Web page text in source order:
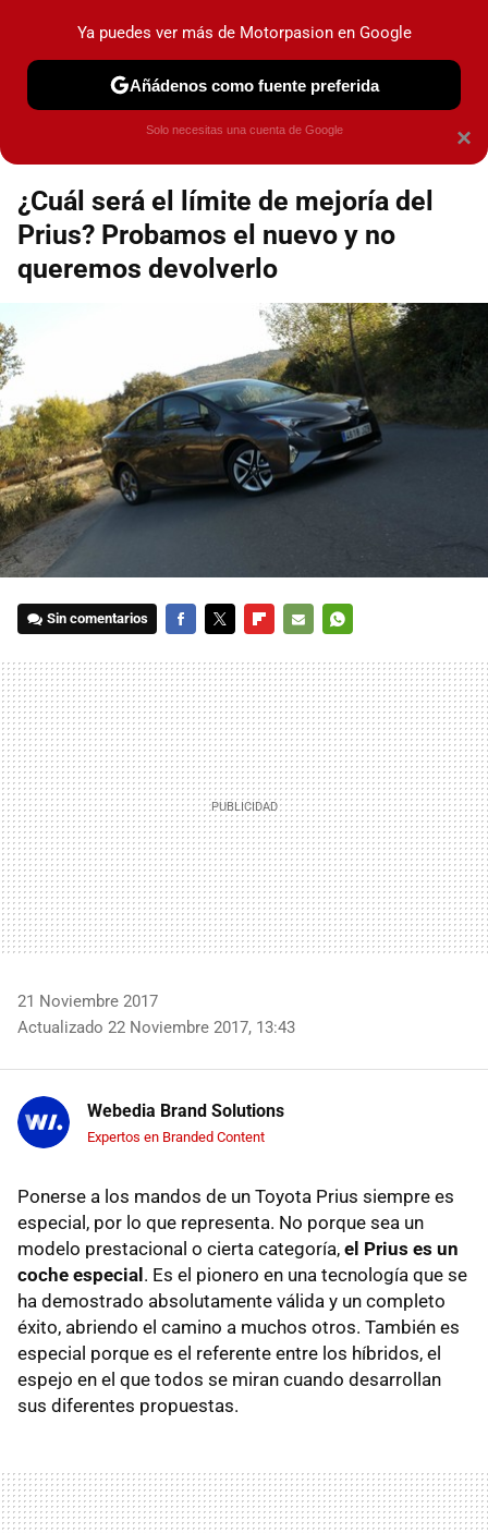
marca que se menciona
Espacio Toyota
¿Cuál será el límite de mejoría del
Prius? Probamos el nuevo y no
queremos devolverlo
Sin comentarios
MAIL
21 Noviembre 2017
Actualizado 22 Noviembre 2017, 13:43
Webedia Brand Solutions
Expertos en Branded Content
Ponerse a los mandos de un Toyota Prius siempre es
especial, por lo que representa. No porque sea un
modelo prestacional o cierta categoría, el Prius es un
coche especial. Es el pionero en una tecnología que se
ha demostrado absolutamente válida y un completo
éxito, abriendo el camino a muchos otros. También es
especial porque es el referente entre los híbridos, el
espejo en el que todos se miran cuando desarrollan
sus diferentes propuestas.
×
Ya puedes ver más de Motorpasion en Google
Añádenos como fuente preferida
Solo necesitas una cuenta de Google